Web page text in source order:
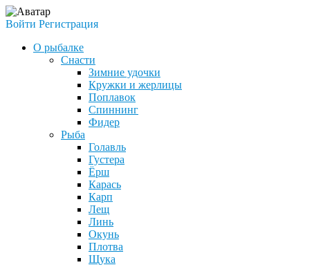
Войти Регистрация
О рыбалке
Снасти
Зимние удочки
Кружки и жерлицы
Поплавок
Спиннинг
Фидер
Рыба
Голавль
Густера
Ёрш
Карась
Карп
Лещ
Линь
Окунь
Плотва
Щука